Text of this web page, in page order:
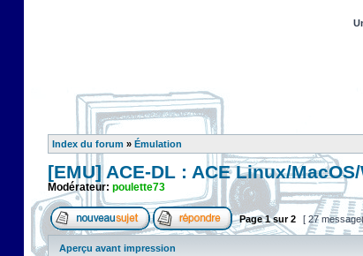
Index du forum » Émulation
[EMU] ACE-DL : ACE Linux/
Modérateur: poulette73
Page1sur2 [ 27
Aperçu avant impression